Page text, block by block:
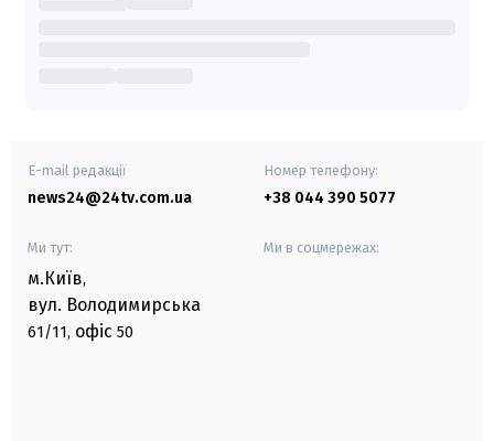
E-mail редакції
news24@24tv.com.ua
Номер телефону:
+38 044 390 5077
Ми тут:
м.Київ,
вул. Володимирська
61/11, офіс 50
Ми в соцмережах: